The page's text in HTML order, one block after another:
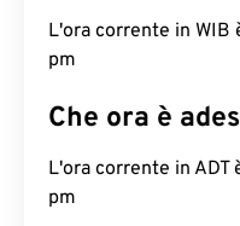
L'ora corrente in
pm
Che ora è
L'ora corrente in
pm